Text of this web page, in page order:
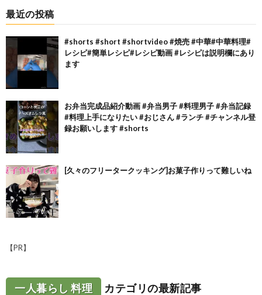
最近の投稿
#shorts #short #shortvideo #焼売 #中華#中華料理#
レシピ#簡単レシピ#レシピ動画 #レシピは説明欄にあり
ます
お弁当完成品紹介動画 #弁当男子 #料理男子 #弁当記録
#料理上手になりたい #おじさん #ランチ #チャンネル登
録お願いします #shorts
[久々のフリータークッキング]お菓子作りって難しいね
【PR】
一人暮らし 料理 カテゴリの最新記事